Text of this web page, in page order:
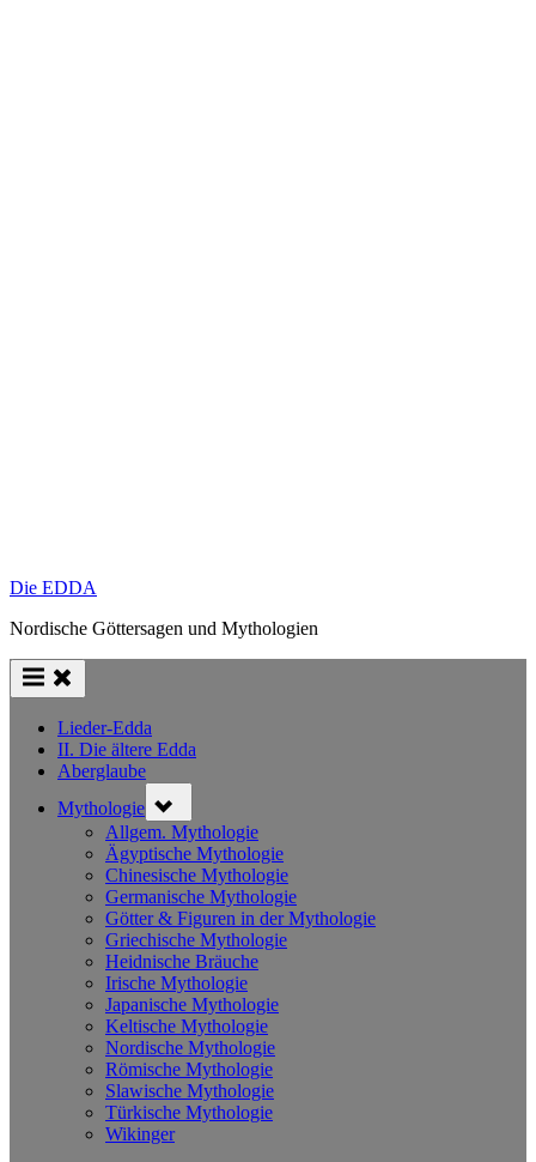
Die EDDA
Nordische Göttersagen und Mythologien
Lieder-Edda
II. Die ältere Edda
Aberglaube
Mythologie sub-
menu
Allgem. Mythologie
Ägyptische Mythologie
Chinesische Mythologie
Germanische Mythologie
Götter & Figuren in der Mythologie
Griechische Mythologie
Heidnische Bräuche
Irische Mythologie
Japanische Mythologie
Keltische Mythologie
Nordische Mythologie
Römische Mythologie
Slawische Mythologie
Türkische Mythologie
Wikinger